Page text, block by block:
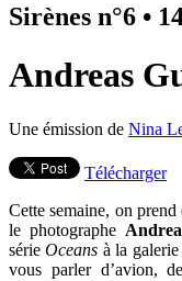
Sirènes n°6 •
Andreas
Une émission de Nina
Télécharger
Cette semaine, on
le photographe
sérieOceans à la
vous parler d’avion,